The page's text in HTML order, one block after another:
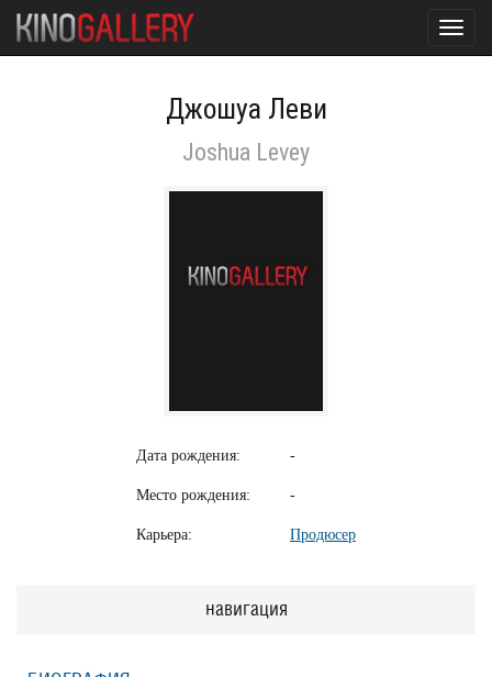
Джошуа Леви
Joshua Levey
Дата рождения: -
Место рождения: -
Карьера: Продюсер
навигация